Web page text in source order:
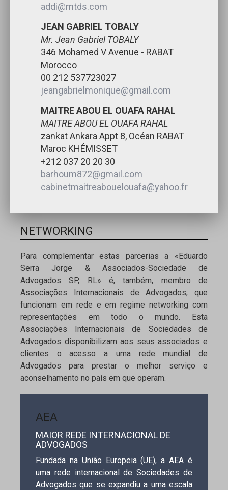
addi@mtds.com
JEAN GABRIEL TOBALY
Mr. Jean Gabriel TOBALY
346 Mohamed V Avenue - RABAT
Morocco
00 212 537723027
jeangabrielmonique@gmail.com
MAITRE ABOU EL OUAFA RAHAL
MAITRE ABOU EL OUAFA RAHAL
zankat Ankara Appt 8, Océan RABAT
Maroc KHÉMISSET
+212 037 20 20 30
barhoum872@gmail.com
cabinetmaitreabouelouafa@yahoo.fr
NETWORKING
Para complementar estas parcerias a «Eduardo
Serra Jorge & Associados-Sociedade de
Advogados SP, RL» é, também, membro de
Associações Internacionais de Advogados, que
funcionam em rede e em regime networking com
representações em todo o mundo. Esta
Associações Internacionais de Sociedades de
Advogados disponibilizam aos seus associados e
clientes o acesso a uma rede mundial de
Advogados para prestar o melhor serviço e
aconselhamento no país em que operam.
AEA
MAIOR REDE INTERNACIONAL DE
ADVOGADOS
Fundada na União Europeia (UE), a AEA é
uma rede internacional de Sociedades de
Advogados que se expandiu a uma escala